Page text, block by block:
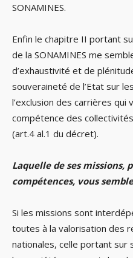
SONAMINES.
Enfin le chapitre II portant
de la SONAMINES me
d’exhaustivité et de
souveraineté de l’Etat sur
l’exclusion des carrières
compétence des
(art.4 al.1 du décret).
Laquelle de ses missions,
compétences, vous
Si les missions sont
toutes à la valorisation des
nationales, celle portant sur